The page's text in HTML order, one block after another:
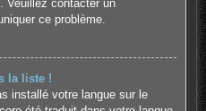
Veuillez contacter un
ce problème.
la liste !
installé votre langue sur le